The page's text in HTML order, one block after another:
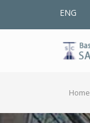
ENG
Home